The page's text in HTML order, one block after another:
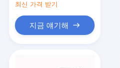
최신 가격 받기
지금 얘기해